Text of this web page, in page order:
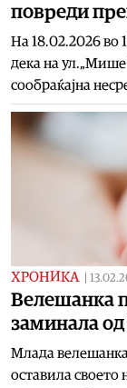
повреди
На 18.02.2026 во
дека на
сообраќајна
ХРОНИКА
Велешанка
заминала
Млада
оставила своето